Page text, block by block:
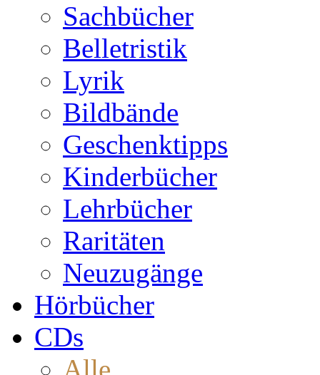
Sachbücher
Belletristik
Lyrik
Bildbände
Geschenktipps
Kinderbücher
Lehrbücher
Raritäten
Neuzugänge
Hörbücher
CDs